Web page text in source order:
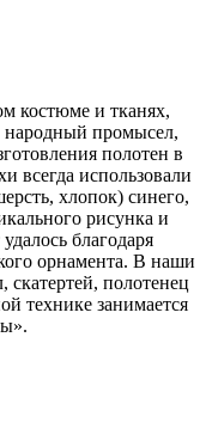
костюме и тканях,
народный промысел,
полотен в
всегда использовали
хлопок) синего,
рисунка и
благодаря
орнамента. В наши
полотенец
технике занимается